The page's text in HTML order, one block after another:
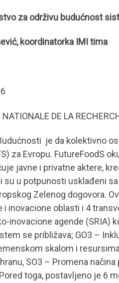
održivu budućnost
koordinatorka IMI tima
DE LA
je da kolektivno
za Evropu. FutureFoodS
javne i privatne aktere,
su u potpunosti usklađeni
Zelenog dogovora.
i inovacione oblasti i 4
inovacione agende (SRIA)
se približava; GO3 –
skalom i
SO3 – Promena
toga, postavljeno je 6